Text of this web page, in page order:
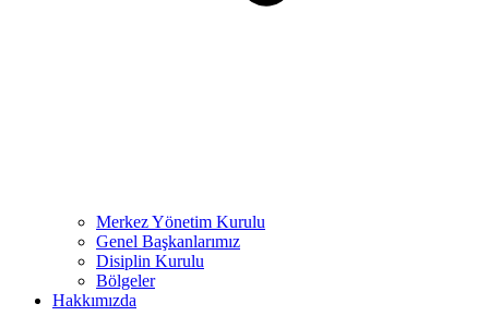
Merkez Yönetim Kurulu
Genel Başkanlarımız
Disiplin Kurulu
Bölgeler
Hakkımızda